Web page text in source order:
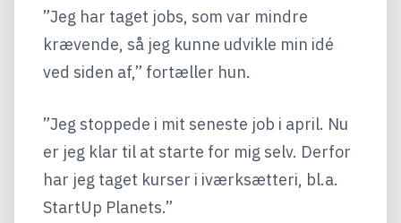
”Jeg har taget jobs, som var mindre
krævende, så jeg kunne udvikle min idé
ved siden af,” fortæller hun.
”Jeg stoppede i mit seneste job i april. Nu
er jeg klar til at starte for mig selv. Derfor
har jeg taget kurser i iværksætteri, bl.a.
StartUp Planets.”